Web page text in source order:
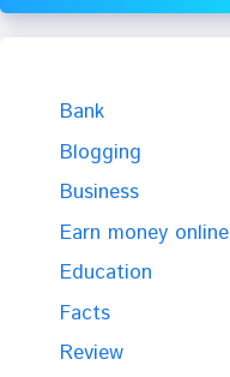
Bank
Blogging
Business
Earn money online
Education
Facts
Review